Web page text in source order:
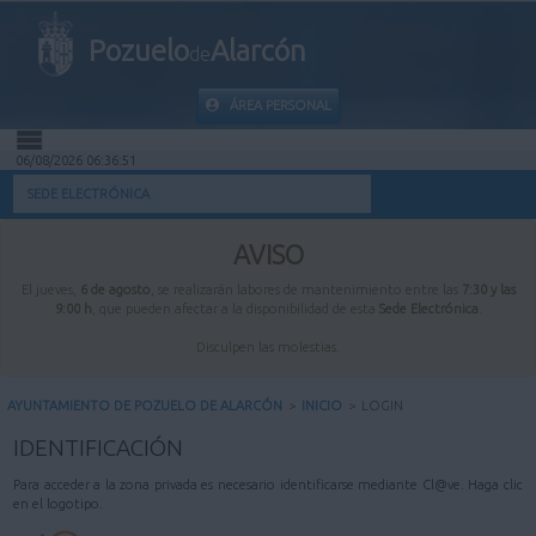
PozuelodeAlarcón
ÁREA PERSONAL
INICIO
INFORMACIÓN PÚBLICA
MI CARPETA
06/08/2026 06:36:51
SEDE ELECTRÓNICA
AVISO
El jueves, 6 de agosto , se realizarán labores de mantenimiento entre las
7:30 y las
9:00 h , que pueden afectar a la disponibilidad de esta Sede Electrónica
Disculpen las molestias.
AYUNTAMIENTO DE POZUELO DE ALARCÓN > INICIO > LOGIN
IDENTIFICACIÓN
Para acceder a la zona privada es necesario identificarse mediante Cl@ve. Haga clic
en el logotipo.